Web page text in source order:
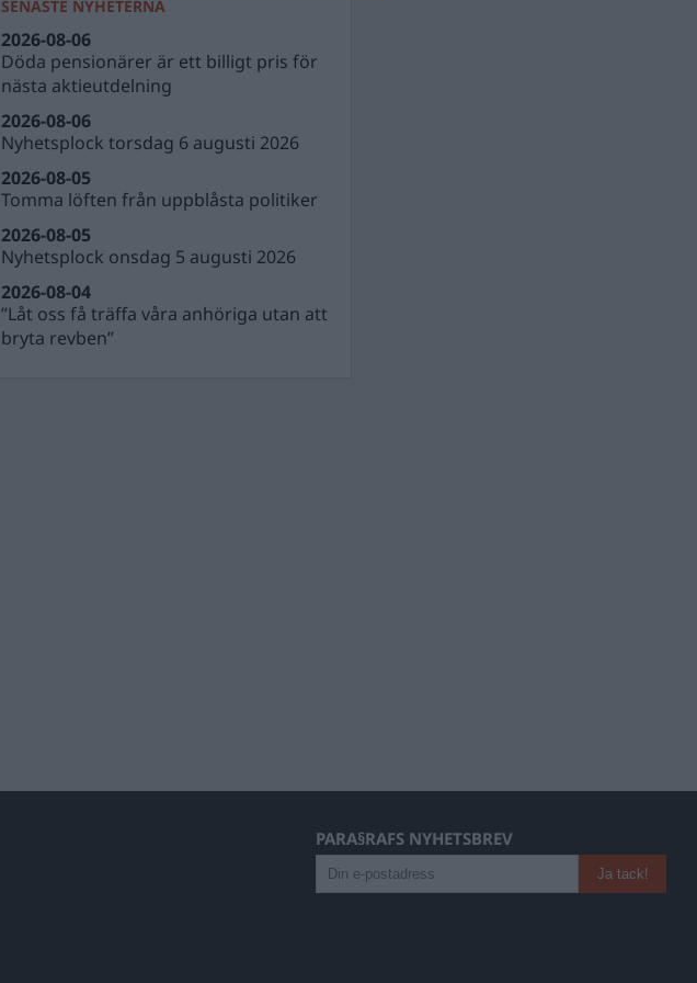
SENASTE NYHETERNA
Döda pensionärer är ett billigt pris för
nästa aktieutdelning
2026-08-06
Nyhetsplock torsdag 6 augusti 2026
2026-08-06
Tomma löften från uppblåsta politiker
2026-08-05
Nyhetsplock onsdag 5 augusti 2026
2026-08-05
”Låt oss få träffa våra anhöriga utan att
bryta revben”
2026-08-04
PARA§RAFS NYHETSBREV